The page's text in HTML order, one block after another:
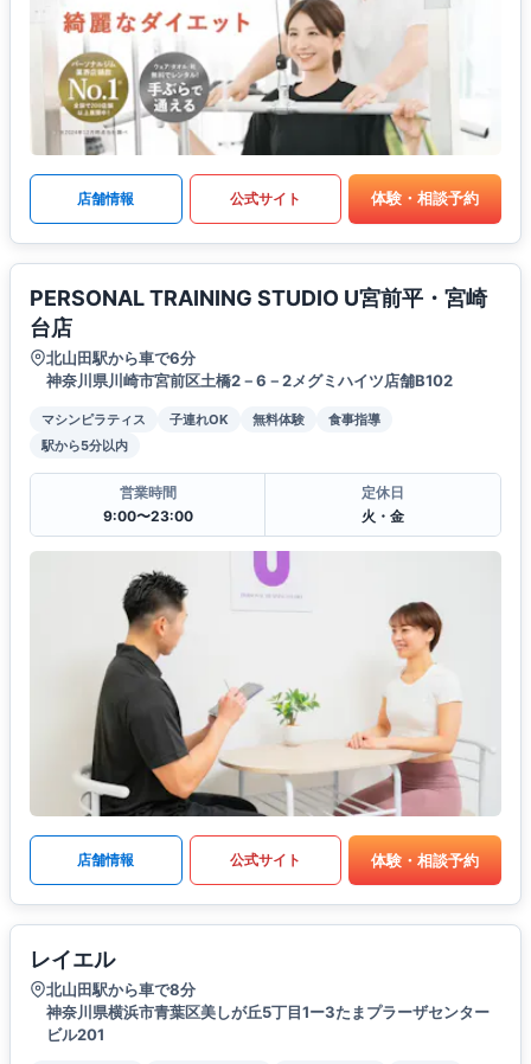
店舗情報 公式サイト 体験・相談予約
PERSONAL TRAINING STUDIO U宮前平・宮崎
台店
北山田駅から車で6分
神奈川県川崎市宮前区土橋2－6－2メグミハイツ店舗B102
マシンピラティス 子連れOK 無料体験
食事指導
駅から5分以内
営業時間
9:00〜23:00
定休日
火・金
店舗情報 公式サイト 体験・相談予約
レイエル
北山田駅から車で8分
神奈川県横浜市青葉区美しが丘5丁目1ー3たまプラーザセンター
ビル201